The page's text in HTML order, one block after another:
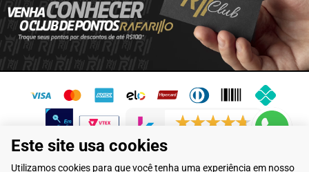
Este site usa cookies
Utilizamos cookies para que você tenha uma experiência em nosso
Flamarian Comércio de Calçados LTDA - CNPJ: 10.913.950/0001-60 -